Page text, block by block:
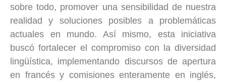
sobre todo, promover una sensibilidad de nuestra
realidad y soluciones posibles a problemáticas
actuales en mundo. Así mismo, esta iniciativa
buscó fortalecer el compromiso con la diversidad
lingüística, implementando discursos de apertura
en francés y comisiones enteramente en inglés,